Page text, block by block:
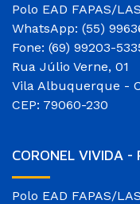
Polo EAD FAPAS/
WhatsApp: (55)
Fone: (69) 99203-
Rua Júlio Verne, 01
Vila Albuquerque -
CEP: 79060-230
CORONEL VIVIDA -
Polo EAD FAPAS/